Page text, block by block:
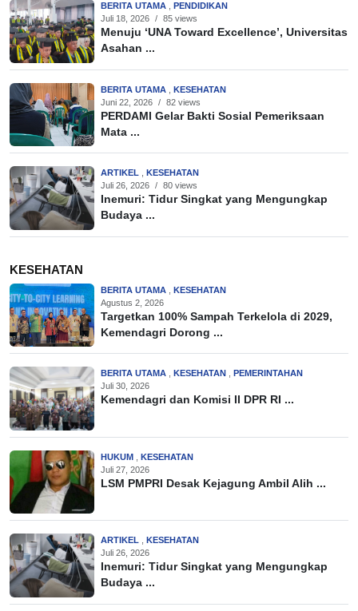
BERITA UTAMA
PENDIDIKAN
Juli 18, 2026 / 85 views
Menuju ‘UNA Toward Excellence’, Universitas
Asahan ...
BERITA UTAMA
KESEHATAN
Juni 22, 2026 / 82 views
PERDAMI Gelar Bakti Sosial Pemeriksaan
Mata ...
ARTIKEL
KESEHATAN
Juli 26, 2026 / 80 views
Inemuri: Tidur Singkat yang Mengungkap
Budaya ...
KESEHATAN
BERITA UTAMA
KESEHATAN
Agustus 2, 2026
Targetkan 100% Sampah Terkelola di 2029,
Kemendagri Dorong ...
BERITA UTAMA KESEHATAN
PEMERINTAHAN
Juli 30, 2026
Kemendagri dan Komisi II DPR RI ...
HUKUM
KESEHATAN
Juli 27, 2026
LSM PMPRI Desak Kejagung Ambil Alih ...
ARTIKEL
KESEHATAN
Juli 26, 2026
Inemuri: Tidur Singkat yang Mengungkap
Budaya ...